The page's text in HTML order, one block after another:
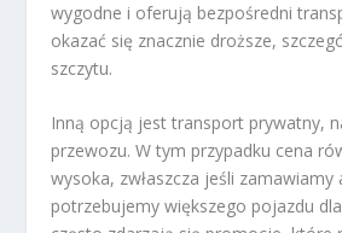
wygodne i oferują bezpośredni
okazać się znacznie droższe,
szczytu.
Inną opcją jest transport prywatny,
przewozu. W tym przypadku cena
wysoka, zwłaszcza jeśli
potrzebujemy większego pojazdu